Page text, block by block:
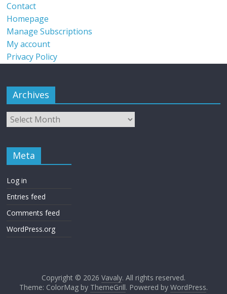
Contact
Homepage
Manage Subscriptions
My account
Privacy Policy
Archives
Meta
Log in
Entries feed
Comments feed
WordPress.org
Copyright © 2026 Vavaly. All rights reserved.
Theme: ColorMag by ThemeGrill. Powered by WordPress.